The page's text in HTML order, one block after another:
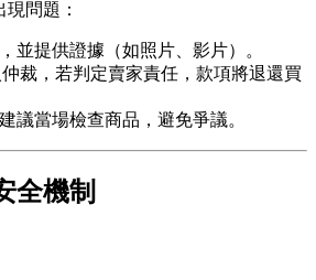
問題：
並提供證據（如照片、影片）。
仲裁，若判定賣家責任，款項將退還買
議當場檢查商品，避免爭議。
全機制